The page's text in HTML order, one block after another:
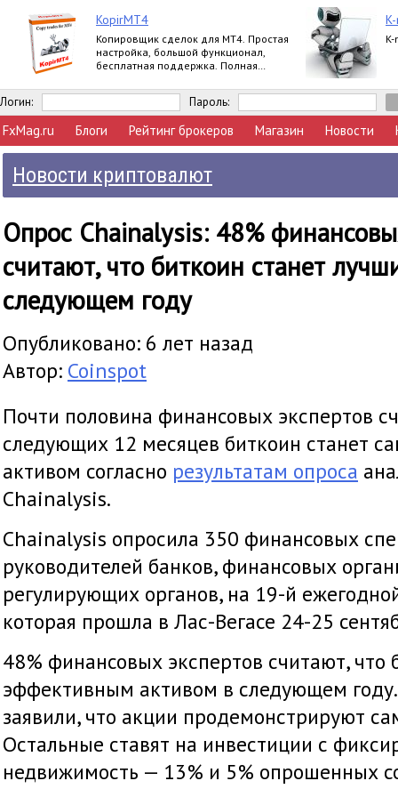
KopirMT4
Копировщик сделок для МТ4. Простая
настройка, большой функционал,
бесплатная поддержка. Полная
Логин: Пароль:
FxMag.ru Блоги Рейтинг брокеров Магазин Новости
Новости криптовалют
Опрос Chainalysis: 48%
считают, что биткоин станет
следующем году
Опубликовано: 6 лет назад
Автор: Coinspot
Почти половина финансовых экспертов
следующих 12 месяцев биткоин станет
активом согласно результатам опроса
Chainalysis.
Chainalysis опросила 350 финансовых
руководителей банков, финансовых
регулирующих органов, на 19-й
которая прошла в Лас-Вегасе 24-25
48% финансовых экспертов считают,
эффективным активом в следующем
заявили, что акции продемонстрируют
Остальные ставят на инвестиции с
недвижимость — 13% и 5% опрошенных